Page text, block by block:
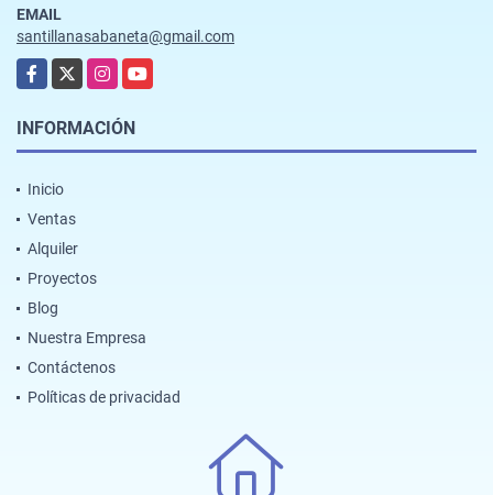
EMAIL
santillanasabaneta@gmail.com
Facebook
X InstagramYouTube
INFORMACIÓN
Inicio
Ventas
Alquiler
Proyectos
Blog
Nuestra Empresa
Contáctenos
Políticas de privacidad